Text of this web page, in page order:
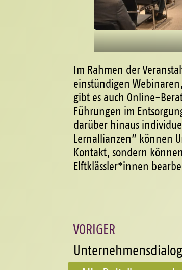
Im Rahmen der
einstündigen
gibt es auch Online-
Führungen im
darüber hinaus
Lernallianzen” können
Kontakt, sondern
Elftklässler*innen
VORIGER